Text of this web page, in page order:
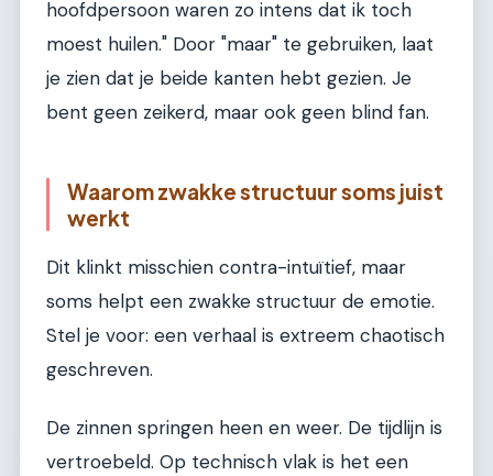
hoofdpersoon waren zo intens dat ik toch
moest huilen." Door "maar" te gebruiken, laat
je zien dat je beide kanten hebt gezien. Je
bent geen zeikerd, maar ook geen blind fan.
Waarom zwakke structuur soms juist
werkt
Dit klinkt misschien contra-intuïtief, maar
soms helpt een zwakke structuur de emotie.
Stel je voor: een verhaal is extreem chaotisch
geschreven.
De zinnen springen heen en weer. De tijdlijn is
vertroebeld. Op technisch vlak is het een